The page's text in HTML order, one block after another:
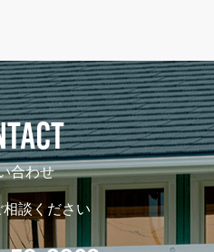
合わせ
談ください